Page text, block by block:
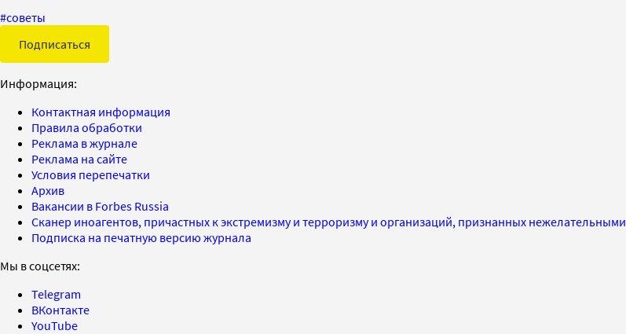
#советы
Подписаться
Информация:
Контактная информация
Правила обработки
Реклама в журнале
Реклама на сайте
Условия перепечатки
Архив
Вакансии в Forbes Russia
Сканер иноагентов, причастных к экстремизму и терроризму и организаций, признанных нежелательными
Подписка на печатную версию журнала
Мы в соцсетях:
Telegram
ВКонтакте
YouTube